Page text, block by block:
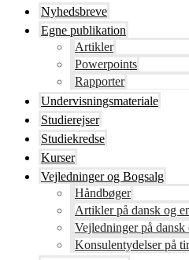
Nyhedsbreve
Egne publikation
Artikler
Powerpoints
Rapporter
Undervisningsmateriale
Studierejser
Studiekredse
Kurser
Vejledninger og Bogsalg
Håndbøger
Artikler på dansk og
Vejledninger på dansk
Konsulentydelser på